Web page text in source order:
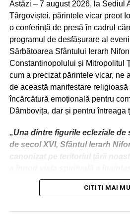
retail și consumatori,
de distribuție, instrumentelor de
bune practici europene,
cooperativelor și creșterii
Dialogurile au evidențiat faptul că
dintre producători și alți actori din
provocare majoră, iar soluțiile
integrată, bazată pe colaborare,
profesionalizare.
Totodată a fost realizată și
funcționale din alte state membre
Zamarrón, inginer agronom și
experiența organizației în
Astăzi – 7 august 2026, la Sediul
Târgoviștei, părintele vicar preot
o conferință de presă în cadrul
programul de desfășurare al
Sărbătoarea Sfântului Ierarh
Constantinopolului și Mitropolitul
cum a precizat părintele vicar, ne
de această manifestare
încărcătură emoțională pentru
Dâmbovița, dar și pentru întreaga
„Una dintre figurile ecleziale de
de secol XVI, Sfântul Ierarh
canonizat pe teritoriul țării
premisele marii dezvoltări
urmat păstoririi sale.
Numele său este strâns legat
CITITI MAI